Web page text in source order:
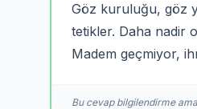
Göz kuruluğu, göz
tetikler. Daha nadir
Madem geçmiyor,
Bu cevap bilgilendirme